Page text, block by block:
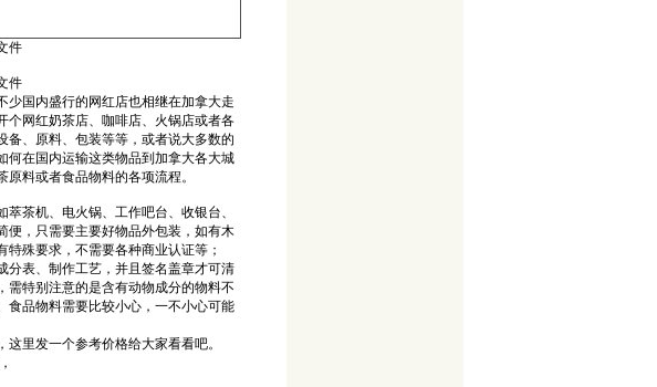
件
件
少国内盛行的网红店也相继在加拿大走
个网红奶茶店、咖啡店、火锅店或者各
备、原料、包装等等，或者说大多数的
何在国内运输这类物品到加拿大各大城
料或者食品物料的各项流程。
茶机、电火锅、工作吧台、收银台、
便，只需要主要好物品外包装，如有木
殊要求，不需要各种商业认证等；
分表、制作工艺，并且签名盖章才可清
需特别注意的是含有动物成分的物料不
食品物料需要比较小心，一不小心可能
里发一个参考价格给大家看看吧。